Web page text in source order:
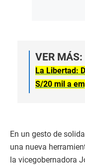
VER MÁS:
La Libertad:
S/20 mil a
En un gesto de
una nueva
la vicegobernadora